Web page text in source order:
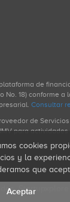
de
No. 18) conforme a
Consultar
de
para
Startupxplore
cookies
y la
que
Aceptar